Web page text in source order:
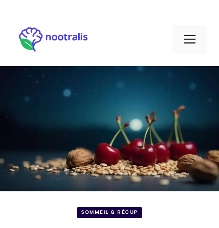
contenu
SOMMEIL & RÉCUP